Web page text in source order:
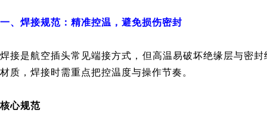
一、焊接规范：精准控温，避免损伤密封
焊接是航空插头常见端接方式，但高温易破坏绝缘层与密
材质，焊接时需重点把控温度与操作节奏。
核心规范